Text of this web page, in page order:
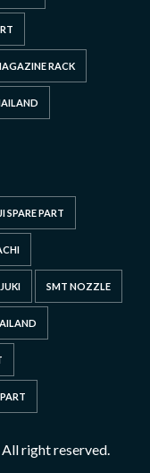
RACK
SPARE PART
SMT NOZZLE
right reserved.